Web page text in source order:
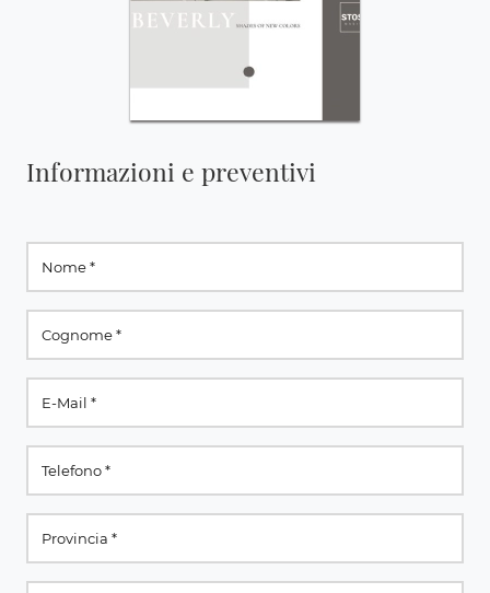
Informazioni e preventivi